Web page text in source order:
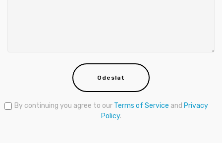
Odeslat
By continuing you agree to our Terms of Service and Privacy
Policy.